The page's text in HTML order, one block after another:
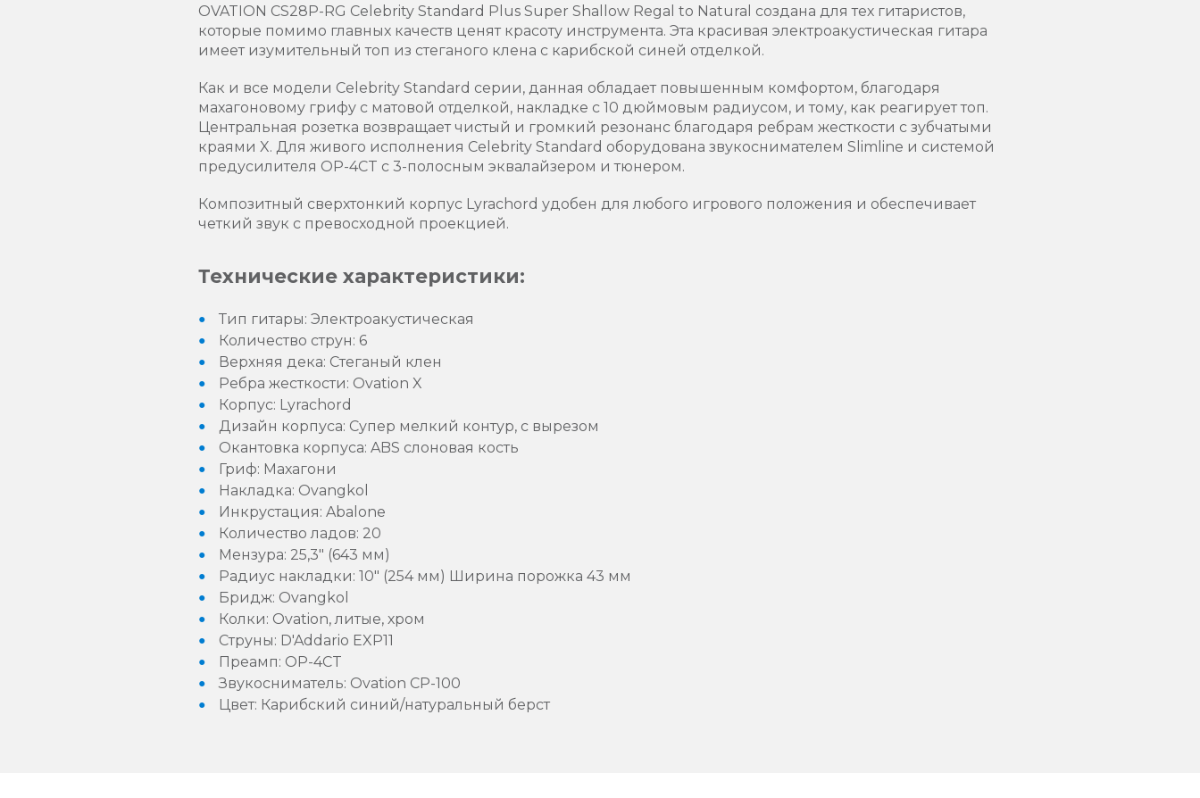
OVATION CS28P-RG Celebrity Standard Plus Super Shallow Regal to Natural создана для тех гитаристов,
которые помимо главных качеств ценят красоту инструмента. Эта красивая электроакустическая гитара
имеет изумительный топ из стеганого клена с карибской синей отделкой.
Как и все модели Celebrity Standard серии, данная обладает повышенным комфортом, благодаря
махагоновому грифу с матовой отделкой, накладке с 10 дюймовым радиусом, и тому, как реагирует топ.
Центральная розетка возвращает чистый и громкий резонанс благодаря ребрам жесткости с зубчатыми
краями X. Для живого исполнения Celebrity Standard оборудована звукоснимателем Slimline и системой
предусилителя OP-4CT с 3-полосным эквалайзером и тюнером.
Композитный сверхтонкий корпус Lyrachord удобен для любого игрового положения и обеспечивает
четкий звук с превосходной проекцией.
Технические характеристики:
Тип гитары: Электроакустическая
Количество струн: 6
Верхняя дека: Стеганый клен
Ребра жесткости: Ovation X
Корпус: Lyrachord
Дизайн корпуса: Супер мелкий контур, с вырезом
Окантовка корпуса: ABS слоновая кость
Гриф: Махагони
Накладка: Ovangkol
Инкрустация: Abalone
Количество ладов: 20
Мензура: 25,3" (643 мм)
Радиус накладки: 10" (254 мм) Ширина порожка 43 мм
Бридж: Ovangkol
Колки: Ovation, литые, хром
Струны: D'Addario EXP11
Преамп: OP-4CT
Звукосниматель: Ovation CP-100
Цвет: Карибский синий/натуральный берст